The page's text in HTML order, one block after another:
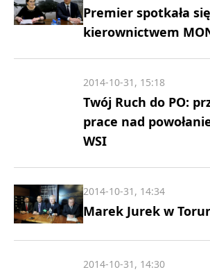
Premier spotkała
kierownictwem
Twój Ruch do PO:
prace nad
WSI
2014-10-31, 15:18
Marek Jurek w
2014-10-31, 14:34
2014-10-31, 14:30